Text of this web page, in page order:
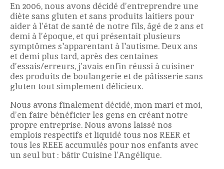
En 2006, nous avons décidé d’entreprendre une
diète sans gluten et sans produits laitiers pour
aider à l’état de santé de notre fils, âgé de 2 ans et
demi à l’époque, et qui présentait plusieurs
symptômes s'apparentant à l'autisme. Deux ans
et demi plus tard, après des centaines
d’essais/erreurs, j’avais enfin réussi à cuisiner
des produits de boulangerie et de pâtisserie sans
gluten tout simplement délicieux.
Nous avons finalement décidé, mon mari et moi,
d’en faire bénéficier les gens en créant notre
propre entreprise. Nous avons laissé nos
emplois respectifs et liquidé tous nos REER et
tous les REEE accumulés pour nos enfants avec
un seul but : bâtir Cuisine l’Angélique.